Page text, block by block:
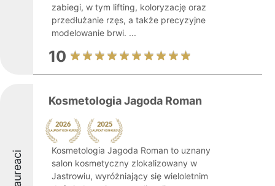
zabiegi, w tym lifting, koloryzację oraz
przedłużanie rzęs, a także precyzyjne
modelowanie brwi. ...
10
Laureaci
Kosmetologia Jagoda Roman
Kosmetologia Jagoda Roman to uznany
salon kosmetyczny zlokalizowany w
Jastrowiu, wyróżniający się wieloletnim